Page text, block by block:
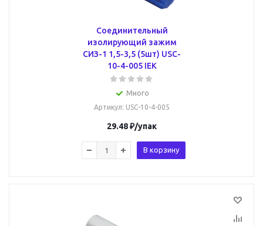
Соединительный
изолирующий зажим
СИЗ-1 1,5-3,5 (5шт) USC-
10-4-005 IEK
Много
Артикул: USC-10-4-005
29.48₽/упак
В корзину